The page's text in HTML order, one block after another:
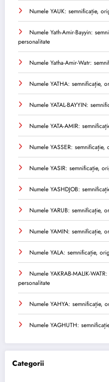
Numele YAUK: semnificație,
Numele Yath-Amir-Bayyin:
personalitate
Numele Yatha-Amir-Watr:
Numele YATHA: semnificație,
Numele YATAL-BAYYIN:
Numele YATA-AMIR:
Numele YASSER:
Numele YASIR: semnificație,
Numele YASHDJOB:
Numele YARUB: semnificație,
Numele YAMIN: semnificație,
Numele YALA: semnificație,
Numele YAKRAB-MALIK-
personalitate
Numele YAHYA: semnificație,
Numele YAGHUTH:
Categorii